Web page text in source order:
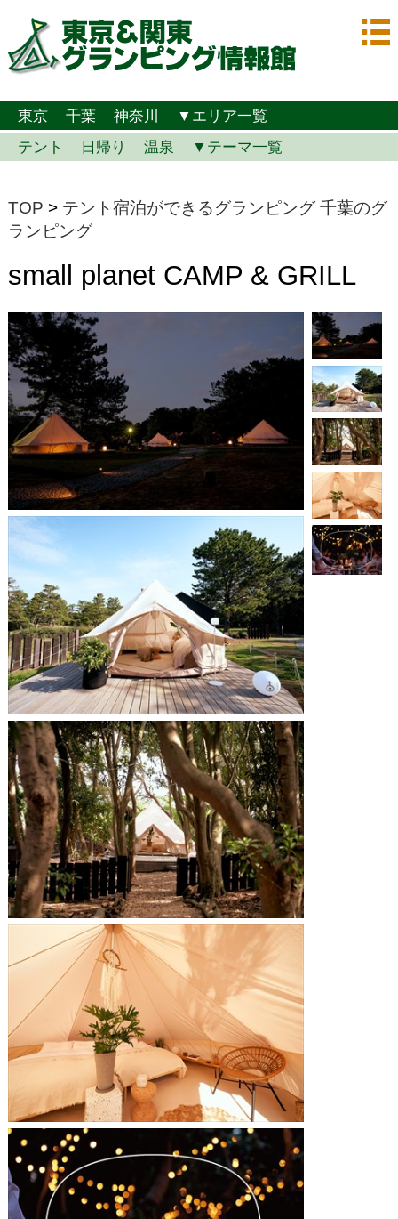
東京 千葉 神奈川
▼エリア一覧
テント
日帰り 温泉 ▼テーマ一覧
TOP > テント宿泊ができるグランピング 千葉のグ
ランピング
small planet CAMP & GRILL